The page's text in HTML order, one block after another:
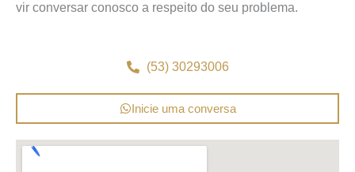
vir conversar conosco a respeito do seu problema.
(53) 30293006
Inicie uma conversa